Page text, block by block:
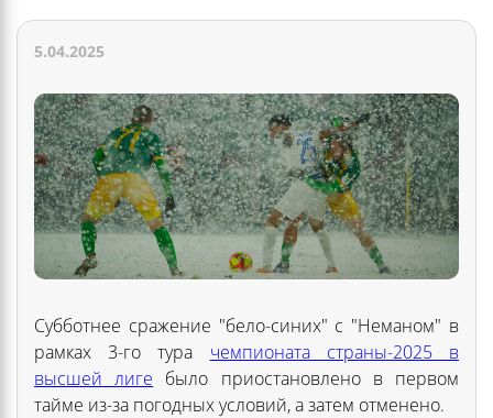
5.04.2025
Субботнее сражение "бело-синих" с "Неманом" в
рамках 3-го тура чемпионата страны-2025 в
высшей лиге было приостановлено в первом
тайме из-за погодных условий, а затем отменено.